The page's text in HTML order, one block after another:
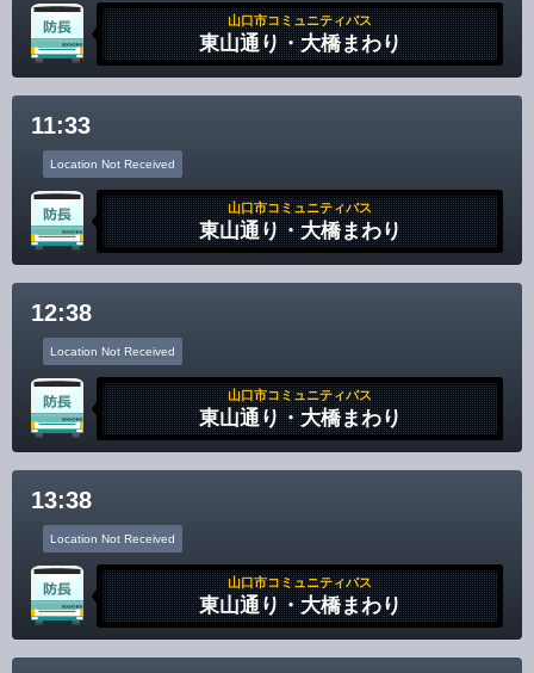
山口市コミュニティバス
東山通り・大橋まわり
11:33
Location Not Received
山口市コミュニティバス
東山通り・大橋まわり
12:38
Location Not Received
山口市コミュニティバス
東山通り・大橋まわり
13:38
Location Not Received
山口市コミュニティバス
東山通り・大橋まわり